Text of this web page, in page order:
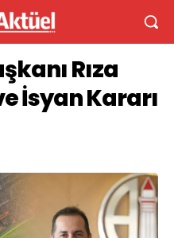
Rıza
İsyan Kararı